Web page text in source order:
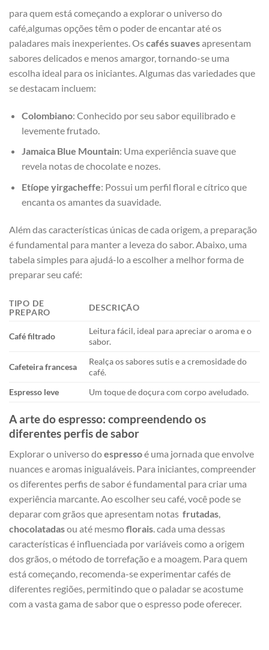
para ‍quem está ‌começando a explorar o ⁢universo do
café,algumas opções​ têm o poder⁤ de encantar até os
paladares​ mais inexperientes.‍ Oscafés suavesapresentam
sabores delicados e⁤ menos amargor, tornando-se uma
escolha ideal para os iniciantes. Algumas das variedades que
se destacam incluem:
Colombiano: ⁤Conhecido por ‌seu sabor equilibrado e
levemente frutado.
Jamaica⁣ Blue Mountain: Uma experiência suave que
revela ⁣notas de​ chocolate e nozes.
Etíope yirgacheffe: ⁣Possui um perfil floral ‍e cítrico que
encanta⁤ os amantes da‍ suavidade.
Além das características únicas ​de cada origem, a preparação
é fundamental ‍para manter a leveza do sabor. ⁣Abaixo, uma
tabela simples para ajudá-lo a escolher a melhor ‍forma de
preparar seu café:
TIPO⁣ DE
PREPARO
DESCRIÇÃO
Café filtrado
Leitura fácil, ‍ideal para apreciar⁤ o aroma e o
sabor.
Cafeteira francesa
Realça os sabores sutis e‍ a cremosidade do
café.
Espresso leve
Um toque de doçura com ‍corpo aveludado.
A arte do espresso: ⁢compreendendo os
diferentes perfis ‌de sabor
Explorar o universo doespressoé uma‍ jornada que envolve⁤
nuances e⁢ aromas ⁣inigualáveis. Para iniciantes, compreender
os diferentes perfis de sabor é ⁤fundamental para‍ criar uma
experiência marcante. Ao escolher seu café, você pode se
deparar com⁢ grãos que apresentam notas ⁤ frutadas,
chocolatadas‌ou até mesmoflorais. cada uma dessas
características ‍é influenciada por variáveis como a⁣ origem
dos grãos,⁤ o método de torrefação e a moagem. Para quem
está começando, recomenda-se experimentar cafés de
diferentes regiões, permitindo ⁤que o paladar se acostume
com a vasta gama de sabor que o espresso pode oferecer.